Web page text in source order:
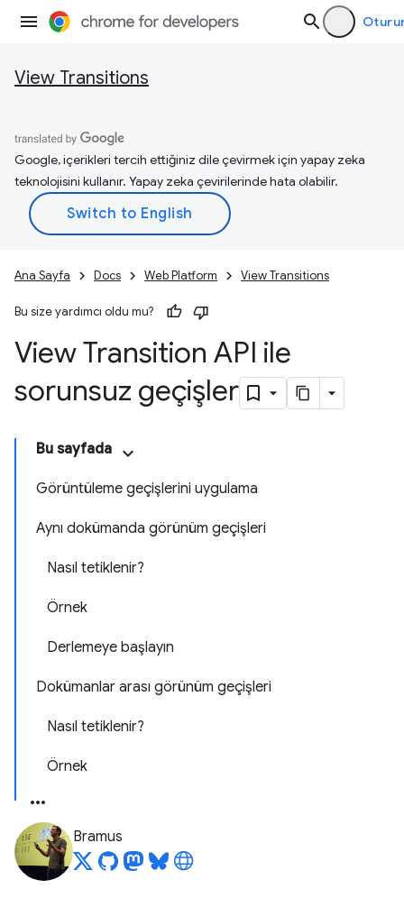
View Transitions
Google, içerikleri tercih ettiğiniz dile çevirmek için yapay zeka
teknolojisini kullanır. Yapay zeka çevirilerinde hata olabilir.
Ana Sayfa Docs Web Platform View Transitions
Bu size yardımcı oldu mu?
View Transition API ile
sorunsuz geçişler
Bu sayfada
Görüntüleme geçişlerini uygulama
Aynı dokümanda görünüm geçişleri
Nasıl tetiklenir?
Örnek
Derlemeye başlayın
Dokümanlar arası görünüm geçişleri
Nasıl tetiklenir?
Örnek
Bramus